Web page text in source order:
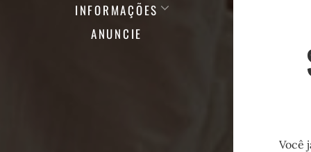
INFORMAÇÕES
ANUNCIE
Você